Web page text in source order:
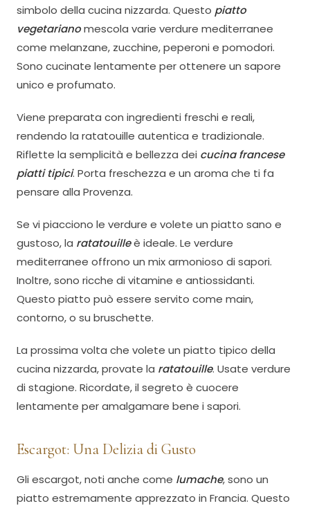
simbolo della cucina nizzarda. Questo piatto
vegetarianomescola varie verdure mediterranee
come melanzane, zucchine, peperoni e pomodori.
Sono cucinate lentamente per ottenere un sapore
unico e profumato.
Viene preparata con ingredienti freschi e reali,
rendendo la ratatouille autentica e tradizionale.
Riflette la semplicità e bellezza dei cucina francese
piatti tipici. Porta freschezza e un aroma che ti fa
pensare alla Provenza.
Se vi piacciono le verdure e volete un piatto sano e
gustoso, la ratatouilleè ideale. Le verdure
mediterranee offrono un mix armonioso di sapori.
Inoltre, sono ricche di vitamine e antiossidanti.
Questo piatto può essere servito come main,
contorno, o su bruschette.
La prossima volta che volete un piatto tipico della
cucina nizzarda, provate la ratatouille. Usate verdure
di stagione. Ricordate, il segreto è cuocere
lentamente per amalgamare bene i sapori.
Escargot: Una Delizia di Gusto
Gli escargot, noti anche come lumache, sono un
piatto estremamente apprezzato in Francia. Questo